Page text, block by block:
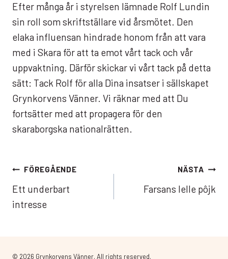
Efter många år i styrelsen lämnade Rolf Lundin
sin roll som skriftställare vid årsmötet. Den
elaka influensan hindrade honom från att vara
med i Skara för att ta emot vårt tack och vår
uppvaktning. Därför skickar vi vårt tack på detta
sätt: Tack Rolf för alla Dina insatser i sällskapet
Grynkorvens Vänner. Vi räknar med att Du
fortsätter med att propagera för den
skaraborgska nationalrätten.
Inläggsnavigering
FÖREGÅENDE
Ett underbart
intresse
NÄSTA
Farsans lelle pôjk
© 2026 Grynkorvens Vänner. All rights reserved.